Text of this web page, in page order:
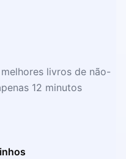
livros de não-
12 minutos